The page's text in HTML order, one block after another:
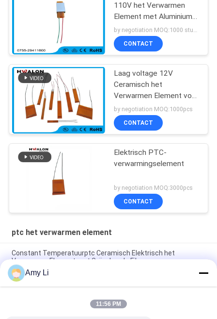
110V het Verwarmen
Element met Aluminium
Shell
CONTACT
Laag voltage 12V
Ceramisch het
Verwarmen Element voor
droogkap en
haargelijkrichters
by negotiation MOQ:1000pcs
CONTACT
Elektrisch PTC-
verwarmingselement
by negotiation MOQ:3000pcs
CONTACT
ptc het verwarmen element
Constant Temperatuurptc Ceramisch Elektrisch het
Verwarmen Element met Geïsoleerde Film
Wasptc het Verwarmen Element 1 - Ceramisch het
Verwarmen van 5000ohms Element met Isolatiefilm
OEM ODM Hoog Betrouwbaarheids Elektroptc
Amy Li
11:56 PM